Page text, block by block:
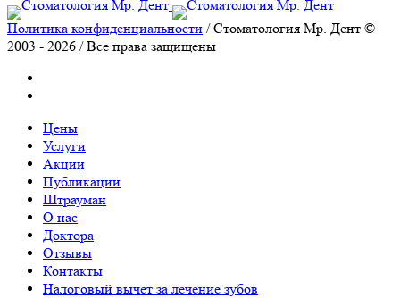
Политика конфиденциальности / Стоматология Мр. Дент ©
2003 - 2026 / Все права защищены
Цены
Услуги
Акции
Публикации
Штрауман
О нас
Доктора
Отзывы
Контакты
Налоговый вычет за лечение зубов